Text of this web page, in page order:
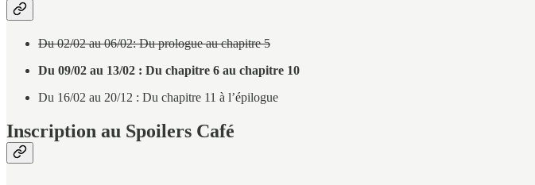
Du 02/02 au 06/02: Du prologue au chapitre 5
Du 09/02 au 13/02 : Du chapitre 6 au chapitre 10
Du 16/02 au 20/12 : Du chapitre 11 à l’épilogue
Inscription au Spoilers Café